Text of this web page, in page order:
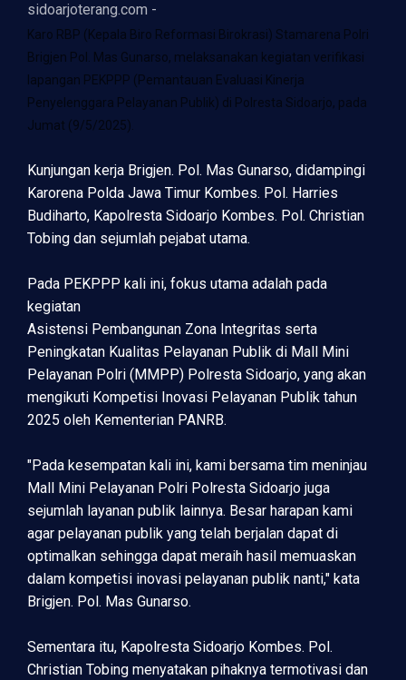
sidoarjoterang.com -
Karo RBP (Kepala Biro Reformasi Birokrasi) Stamarena Polri
Brigjen Pol. Mas Gunarso, melaksanakan kegiatan verifikasi
lapangan PEKPPP (Pemantauan Evaluasi Kinerja
Penyelenggara Pelayanan Publik) di Polresta Sidoarjo, pada
Jumat (9/5/2025).
Kunjungan kerja Brigjen. Pol. Mas Gunarso, didampingi
Karorena Polda Jawa Timur Kombes. Pol. Harries
Budiharto, Kapolresta Sidoarjo Kombes. Pol. Christian
Tobing dan sejumlah pejabat utama.
Pada PEKPPP kali ini, fokus utama adalah pada
kegiatan
Asistensi Pembangunan Zona Integritas serta
Peningkatan Kualitas Pelayanan Publik di Mall Mini
Pelayanan Polri (MMPP) Polresta Sidoarjo, yang akan
mengikuti Kompetisi Inovasi Pelayanan Publik tahun
2025 oleh Kementerian PANRB.
"Pada kesempatan kali ini, kami bersama tim meninjau
Mall Mini Pelayanan Polri Polresta Sidoarjo juga
sejumlah layanan publik lainnya. Besar harapan kami
agar pelayanan publik yang telah berjalan dapat di
optimalkan sehingga dapat meraih hasil memuaskan
dalam kompetisi inovasi pelayanan publik nanti," kata
Brigjen. Pol. Mas Gunarso.
Sementara itu, Kapolresta Sidoarjo Kombes. Pol.
Christian Tobing menyatakan pihaknya termotivasi dan